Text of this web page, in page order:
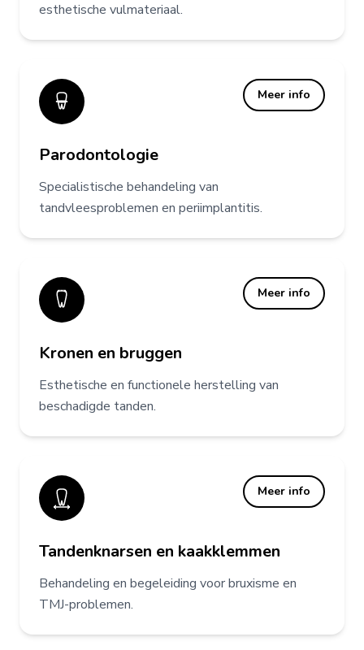
esthetische vulmateriaal.
Meer info
Parodontologie
Specialistische behandeling van
tandvleesproblemen en periimplantitis.
Meer info
Kronen en bruggen
Esthetische en functionele herstelling van
beschadigde tanden.
Meer info
Tandenknarsen en kaakklemmen
Behandeling en begeleiding voor bruxisme en
TMJ-problemen.